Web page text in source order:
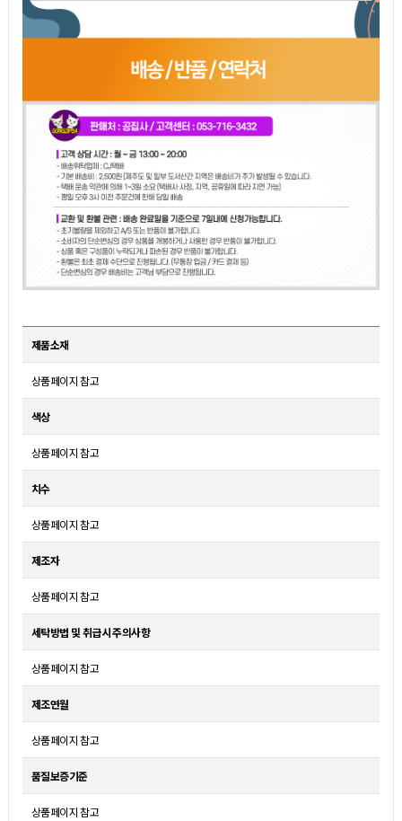
제품소재
상품페이지 참고
색상
상품페이지 참고
치수
상품페이지 참고
제조자
상품페이지 참고
세탁방법 및 취급시 주의사항
상품페이지 참고
제조연월
상품페이지 참고
품질보증기준
상품페이지 참고